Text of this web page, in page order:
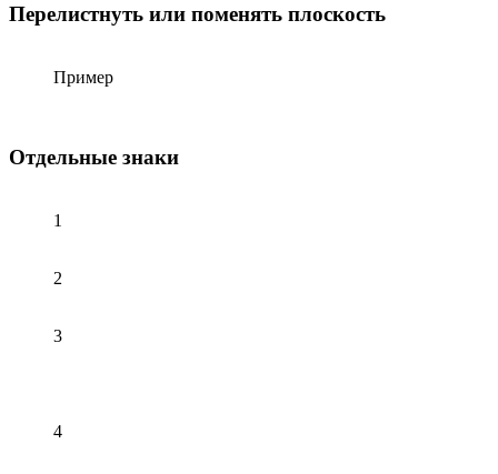
Перелистнуть или поменять плоскость
Пример
Отдельные знаки
1
2
3
4